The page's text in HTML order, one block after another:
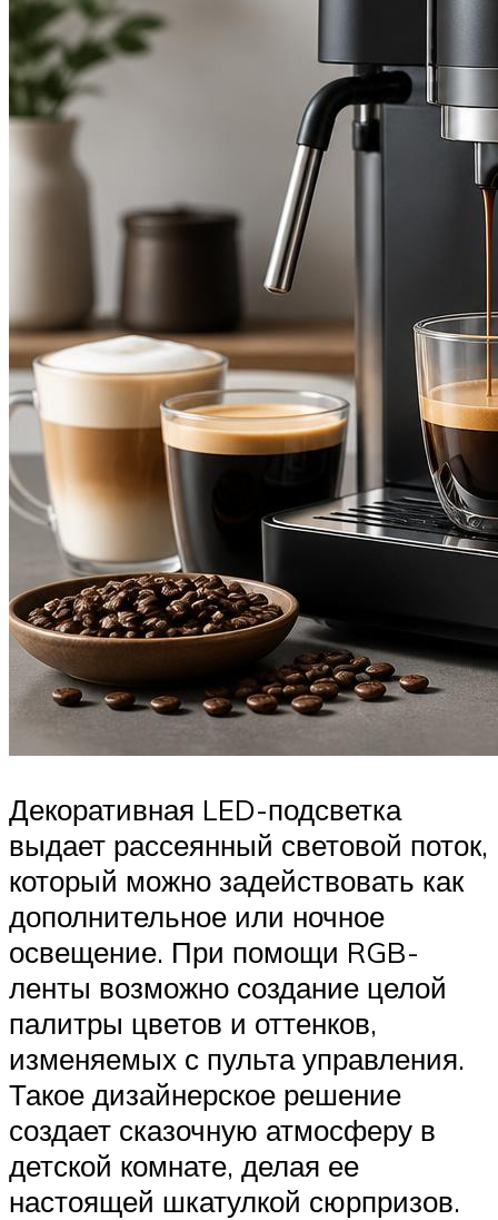
Декоративная LED-подсветка
выдает рассеянный световой поток,
который можно задействовать как
дополнительное или ночное
освещение. При помощи RGB-
ленты возможно создание целой
палитры цветов и оттенков,
изменяемых с пульта управления.
Такое дизайнерское решение
создает сказочную атмосферу в
детской комнате, делая ее
настоящей шкатулкой сюрпризов.